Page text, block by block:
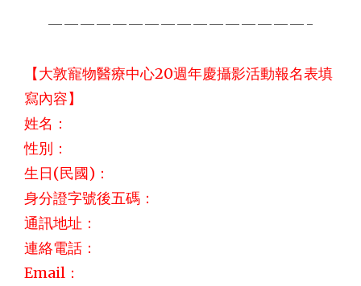
————————————————-
【大敦寵物醫療中心20週年慶攝影活動報名表填
寫內容】
姓名：
性別：
生日(民國)：
身分證字號後五碼：
通訊地址：
連絡電話：
Email：